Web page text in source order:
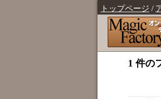
トップページ /
1 件の